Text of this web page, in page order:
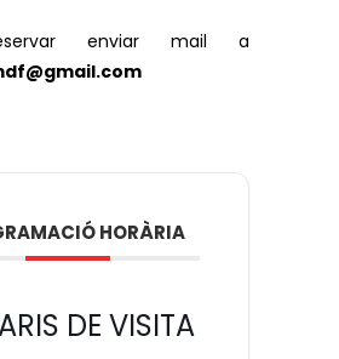
enviar mail a
HORÀRIA
DE VISITA